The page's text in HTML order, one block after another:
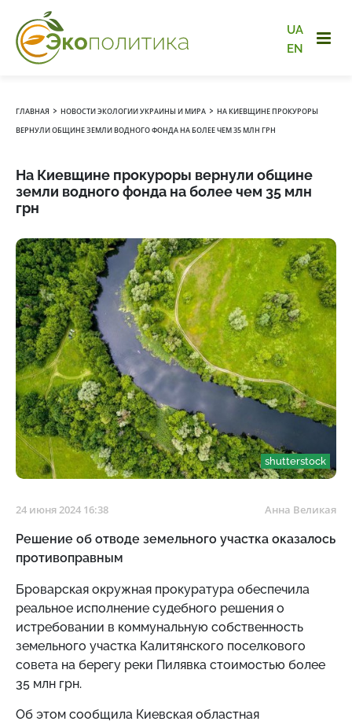
UA
EN
ГЛАВНАЯ › НОВОСТИ ЭКОЛОГИИ УКРАИНЫ И МИРА › НА КИЕВЩИНЕ ПРОКУРОРЫ
ВЕРНУЛИ ОБЩИНЕ ЗЕМЛИ ВОДНОГО ФОНДА НА БОЛЕЕ ЧЕМ 35 МЛН ГРН
На Киевщине прокуроры вернули общине
земли водного фонда на более чем 35 млн
грн
shutterstock
24 июня 2024 16:38 Анна Великая
Решение об отводе земельного участка оказалось
противоправным
Броварская окружная прокуратура обеспечила
реальное исполнение судебного решения о
истребовании в коммунальную собственность
земельного участка Калитянского поселкового
совета на берегу реки Пилявка стоимостью более
35 млн грн.
Об этом сообщила Киевская областная